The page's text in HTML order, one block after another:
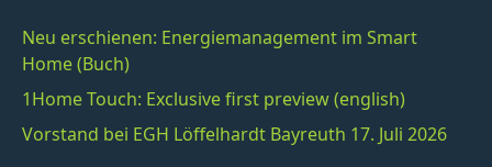
Neu erschienen: Energiemanagement im Smart
Home (Buch)
1Home Touch: Exclusive first preview (english)
Vorstand bei EGH Löffelhardt Bayreuth 17. Juli 2026